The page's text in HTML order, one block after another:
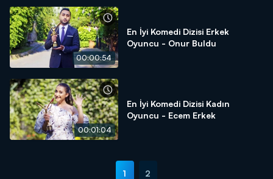
00:00:54
En İyi Komedi Dizisi Erkek
Oyuncu - Onur Buldu
00:01:04
En İyi Komedi Dizisi Kadın
Oyuncu - Ecem Erkek
1 2